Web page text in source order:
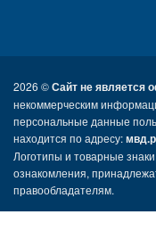
2026 ©Сайт не является
некоммерческим
персональные данные
находится по адресу:
Логотипы и товарные
ознакомления,
правообладателям.